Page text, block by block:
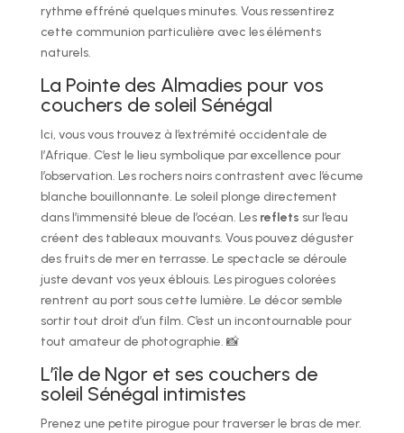
rythme effréné quelques minutes. Vous ressentirez
cette communion particulière avec les éléments
naturels.
La Pointe des Almadies pour vos
couchers de soleil Sénégal
Ici, vous vous trouvez à l’extrémité occidentale de
l’Afrique. C’est le lieu symbolique par excellence pour
l’observation. Les rochers noirs contrastent avec l’écume
blanche bouillonnante. Le soleil plonge directement
dans l’immensité bleue de l’océan. Les reflets sur l’eau
créent des tableaux mouvants. Vous pouvez déguster
des fruits de mer en terrasse. Le spectacle se déroule
juste devant vos yeux éblouis. Les pirogues colorées
rentrent au port sous cette lumière. Le décor semble
sortir tout droit d’un film. C’est un incontournable pour
tout amateur de photographie. 📸
L’île de Ngor et ses couchers de
soleil Sénégal intimistes
Prenez une petite pirogue pour traverser le bras de mer.